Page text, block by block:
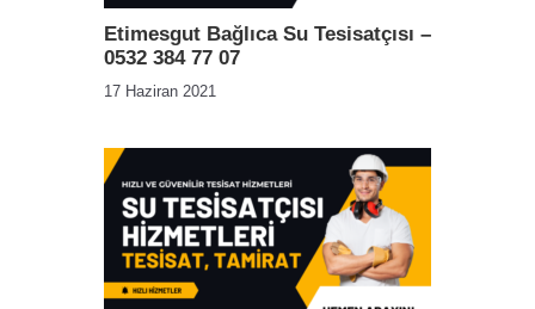
Etimesgut Bağlıca Su Tesisatçısı –
0532 384 77 07
17 Haziran 2021